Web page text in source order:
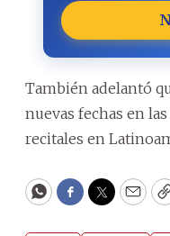
También adelantó
nuevas fechas en
recitales en
WhatsApp
Facebook
Twitter